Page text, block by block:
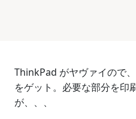
ThinkPad がヤヴァイので
をゲット。必要な部分を印
が、、、